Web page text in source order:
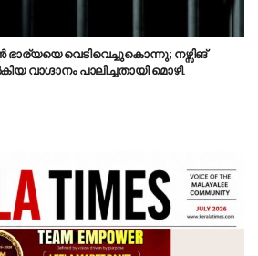
വെടിവെച്ചുകൊന്നു; നഴ്സിങ്
വാഗ്ദാനം പാലിച്ചതായി മൊഴി.